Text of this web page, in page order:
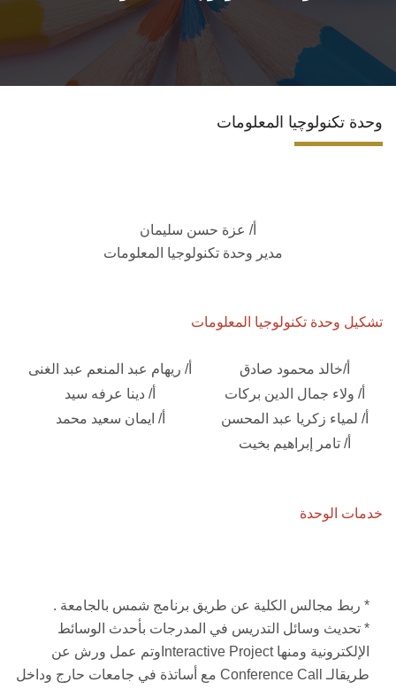
نظام الدراسات العليا
التعليم المستمر
برنامج الامتياز
مؤتمرات الكلية
الأخبار والأحداث
وحدة تكنولوچيا المعلومات
أ/ عزة حسن سليمان
مدير وحدة تكنولوجيا المعلومات
تشكيل وحدة تكنولوجيا المعلومات
أ/ ريهام عبد المنعم عبد الغنى
أ/خالد محمود صادق
أ/ دينا عرفه سيد
أ/ ولاء جمال الدين بركات
أ/ ايمان سعيد محمد
أ/ لمياء زكريا عبد المحسن
أ/ تامر إبراهيم بخيت
خدمات الوحدة
* ربط مجالس الكلية عن طريق برنامج شمس بالجامعة .
* تحديث وسائل التدريس في المدرجات بأحدث الوسائط
الإلكترونية ومنها Interactive Projectوتم عمل ورش عن
طريقالـ Conference Call مع أساتذة في جامعات حارج وداخل